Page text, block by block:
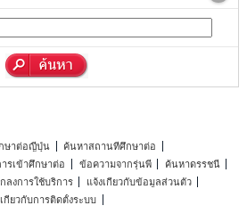
ษาต่อญี่ปุ่น
ค้นหาสถานที่ศึกษาต่อ
รเข้าศึกษาต่อ
ข้อความจากรุ่นพี่
ค้นหาดรรชนี
ลงการใช้บริการ
แจ้งเกี่ยวกับข้อมูลส่วนตัว
เกี่ยวกับการติดตั้งระบบ